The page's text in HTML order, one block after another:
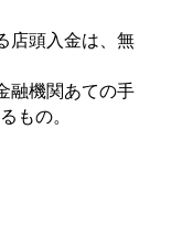
店頭入金は、無
融機関あての手
もの。